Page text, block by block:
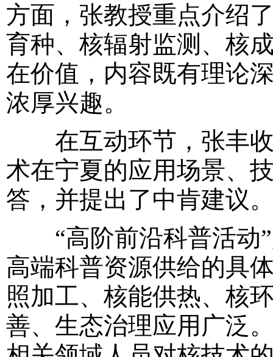
方面，张教授重点介绍
育种、核辐射监测、核
在价值，内容既有理论
浓厚兴趣。
在互动环节，张丰收
术在宁夏的应用场景、
答，并提出了中肯建议
“高阶前沿科普活动”
高端科普资源供给的具
照加工、核能供热、核
善、生态治理应用广泛